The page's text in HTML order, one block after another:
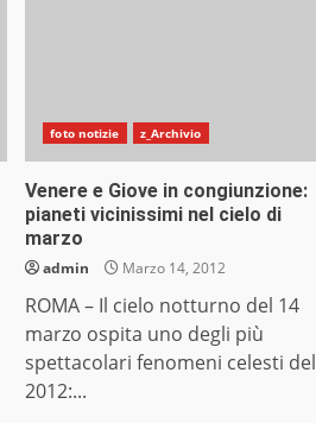
foto notizie z_Archivio
Venere e Giove in congiunzione:
pianeti vicinissimi nel cielo di
marzo
admin Marzo 14, 2012
ROMA – Il cielo notturno del 14
marzo ospita uno degli più
spettacolari fenomeni celesti del
2012:...